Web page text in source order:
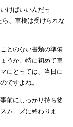
けばいいんだっ
、車検は受けられな
とのない書類の準備
うか。特に初めて車
にとっては、当日に
ですよね。
前にしっかり持ち物
ムーズに終わりま